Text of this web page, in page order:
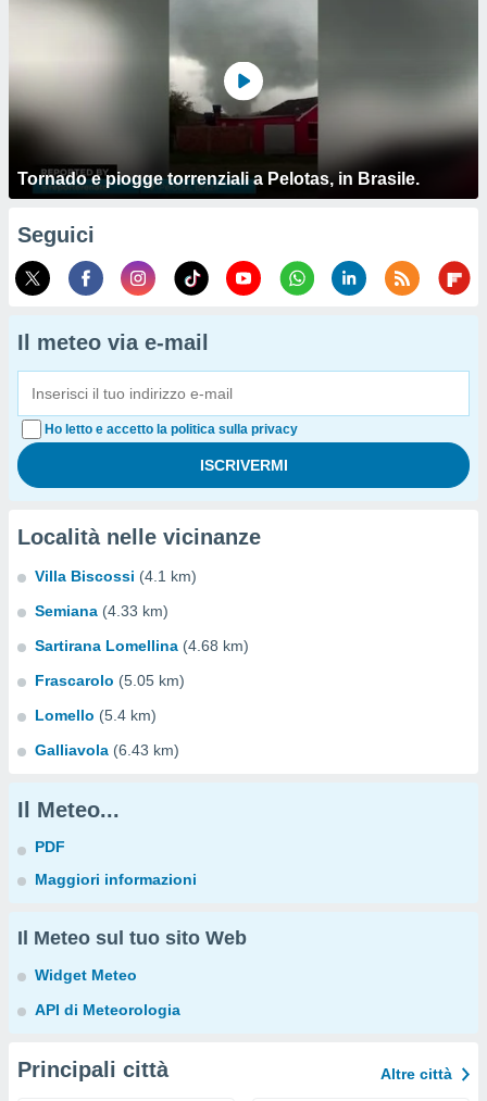
Tornado e piogge torrenziali a Pelotas, in Brasile.
Seguici
Il meteo via e-mail
Ho letto e accetto la politica sulla privacy
Località nelle vicinanze
Villa Biscossi (4.1 km)
Semiana (4.33 km)
Sartirana Lomellina (4.68 km)
Frascarolo (5.05 km)
Lomello (5.4 km)
Galliavola (6.43 km)
Il Meteo...
PDF
Maggiori informazioni
Il Meteo sul tuo sito Web
Widget Meteo
API di Meteorologia
Principali città Altre città